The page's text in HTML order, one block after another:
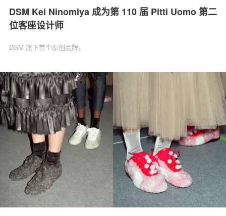
DSM Kei Ninomiya 成为第 110 届 Pitti Uomo 第二
位客座设计师
DSM 旗下首个原创品牌。